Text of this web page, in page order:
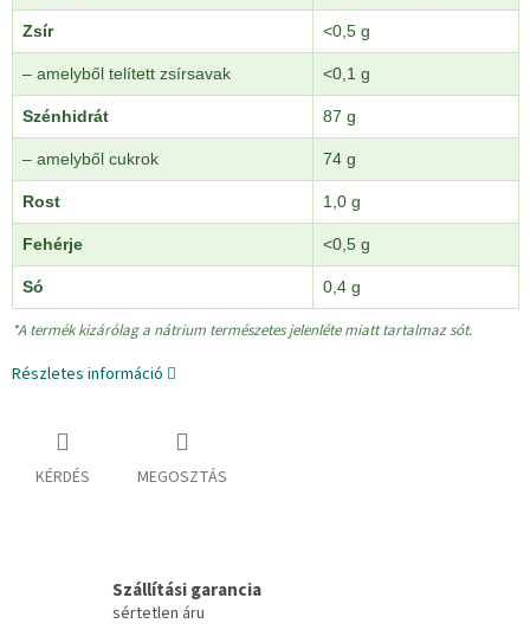
Zsír <0,5 g
– amelyből telített zsírsavak <0,1 g
Szénhidrát 87 g
– amelyből cukrok 74 g
Rost 1,0 g
Fehérje <0,5 g
Só 0,4 g
*A termék kizárólag a nátrium természetes jelenléte miatt tartalmaz sót.
Részletes információ
KÉRDÉS MEGOSZTÁS
Szállítási garancia
sértetlen áru